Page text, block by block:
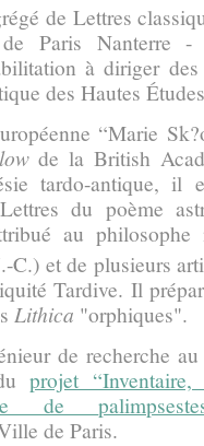
de Lettres
Paris Nanterre -
à diriger des
des Hautes
“Marie
de la British
tardo-antique, il
du poème
au philosophe
C.) et de plusieurs
Tardive. Il
Lithica "orphiques".
de recherche
projet
de
de Paris.